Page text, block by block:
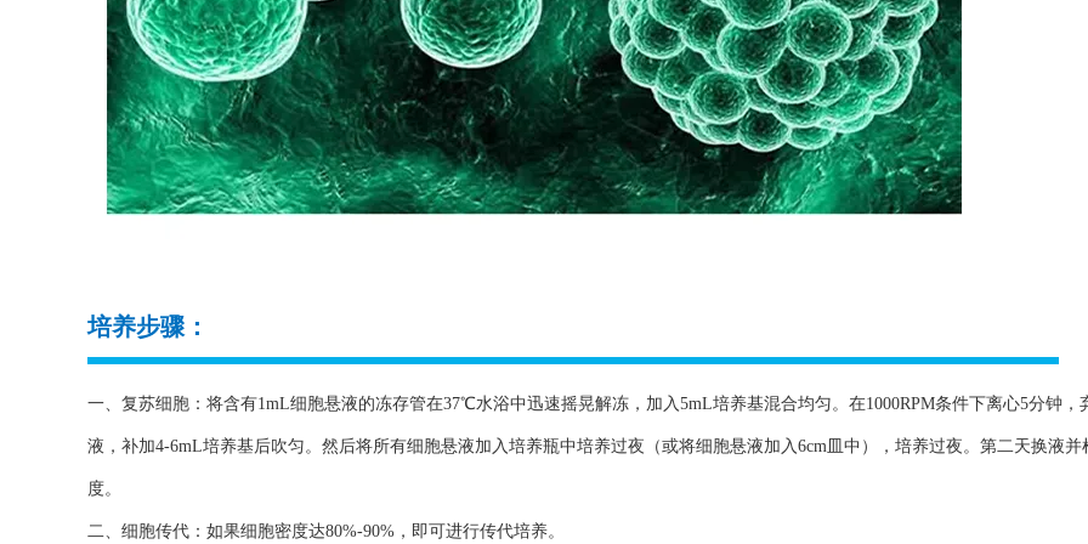
培养步骤：
一、复苏细胞：将含有1mL细胞悬液的冻存管在37℃水浴中迅速摇晃解冻，加入5mL培养基混合均匀。在1000RPM条件下离心5分钟，
液，补加4-6mL培养基后吹匀。然后将所有细胞悬液加入培养瓶中培养过夜（或将细胞悬液加入6cm皿中），培养过夜。第二天换液并
度。
二、细胞传代：如果细胞密度达80%-90%，即可进行传代培养。